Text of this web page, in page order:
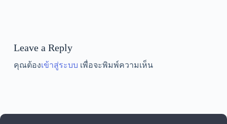
Leave a Reply
คุณต้องเข้าสู่ระบบ เพื่อจะพิมพ์ความเห็น